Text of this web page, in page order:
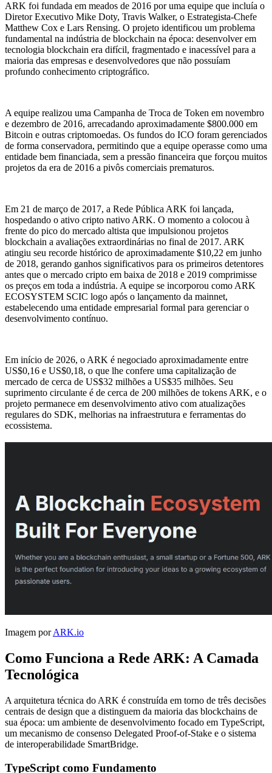
ARK foi fundada em meados de 2016 por uma equipe que incluía o
Diretor Executivo Mike Doty, Travis Walker, o Estrategista-Chefe
Matthew Cox e Lars Rensing. O projeto identificou um problema
fundamental na indústria de blockchain na época: desenvolver em
tecnologia blockchain era difícil, fragmentado e inacessível para a
maioria das empresas e desenvolvedores que não possuíam
profundo conhecimento criptográfico.
A equipe realizou uma Campanha de Troca de Token em novembro
e dezembro de 2016, arrecadando aproximadamente $800.000 em
Bitcoin e outras criptomoedas. Os fundos do ICO foram gerenciados
de forma conservadora, permitindo que a equipe operasse como uma
entidade bem financiada, sem a pressão financeira que forçou muitos
projetos da era de 2016 a pivôs comerciais prematuros.
Em 21 de março de 2017, a Rede Pública ARK foi lançada,
hospedando o ativo cripto nativo ARK. O momento a colocou à
frente do pico do mercado altista que impulsionou projetos
blockchain a avaliações extraordinárias no final de 2017. ARK
atingiu seu recorde histórico de aproximadamente $10,22 em junho
de 2018, gerando ganhos significativos para os primeiros detentores
antes que o mercado cripto em baixa de 2018 e 2019 comprimisse
os preços em toda a indústria. A equipe se incorporou como ARK
ECOSYSTEM SCIC logo após o lançamento da mainnet,
estabelecendo uma entidade empresarial formal para gerenciar o
desenvolvimento contínuo.
Em início de 2026, o ARK é negociado aproximadamente entre
US$0,16 e US$0,18, o que lhe confere uma capitalização de
mercado de cerca de US$32 milhões a US$35 milhões. Seu
suprimento circulante é de cerca de 200 milhões de tokens ARK, e o
projeto permanece em desenvolvimento ativo com atualizações
regulares do SDK, melhorias na infraestrutura e ferramentas do
ecossistema.
Imagem porARK.io
Como Funciona a Rede ARK: A Camada
Tecnológica
A arquitetura técnica do ARK é construída em torno de três decisões
centrais de design que a distinguem da maioria das blockchains de
sua época: um ambiente de desenvolvimento focado em TypeScript,
um mecanismo de consenso Delegated Proof-of-Stake e o sistema
de interoperabilidade SmartBridge.
TypeScript como Fundamento